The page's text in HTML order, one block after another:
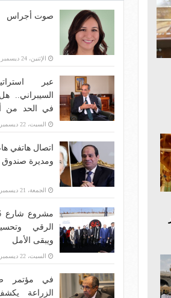
صوت أجراس
الإثنين، 24 ديسمبر 2018 09:27 ص
عبر
السيبراني..
في الحد من
بنية الاتصالات؟
السبت، 22 ديسمبر 2018 12:00 ص
اتصال هاتفي
ومديرة صندوق
الجمعة، 21 ديسمبر 2018 10:19 م
الرقي
ويبقى الأمل
السبت، 22 ديسمبر 2018 01:00 م
في مؤتمر
الزراعة